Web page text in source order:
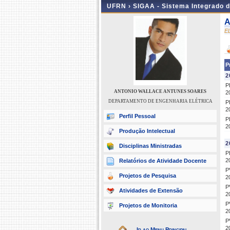
UFRN › SIGAA - Sistema Integrado
ANTONIO WALLACE ANTUNES SOARES
DEPARTAMENTO DE ENGENHARIA ELÉTRICA
Perfil Pessoal
Produção Intelectual
Disciplinas Ministradas
Relatórios de Atividade Docente
Projetos de Pesquisa
Atividades de Extensão
Projetos de Monitoria